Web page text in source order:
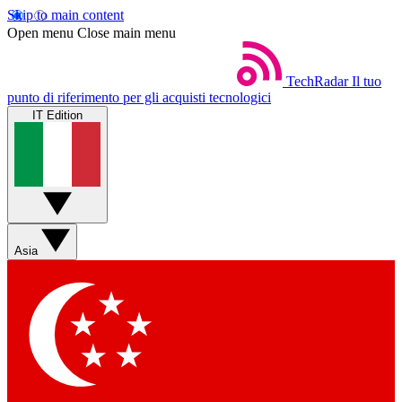
Skip to main content
Open menu Close main menu
TechRadar Il tuo
punto di riferimento per gli acquisti tecnologici
IT Edition
Asia